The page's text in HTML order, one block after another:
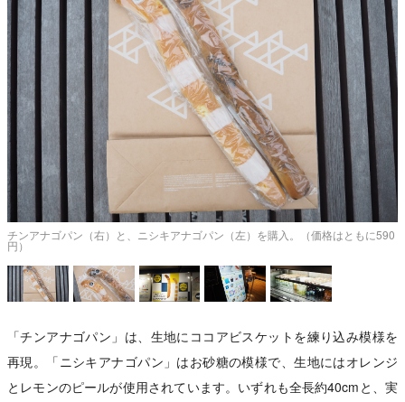
チンアナゴパン（右）と、ニシキアナゴパン（左）を購入。（価格はともに590
円）
「チンアナゴパン」は、生地にココアビスケットを練り込み模様を
再現。「ニシキアナゴパン」はお砂糖の模様で、生地にはオレンジ
とレモンのピールが使用されています。いずれも全長約40cmと、実